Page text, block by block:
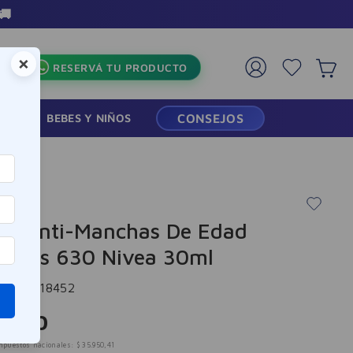
RESERVÁ TU PRODUCTO
BEBES Y NIÑOS CONSEJOS
Anti-Manchas De Edad
630 Nivea 30ml
-318452
.500
nacionales: $ 35.950, 41
×